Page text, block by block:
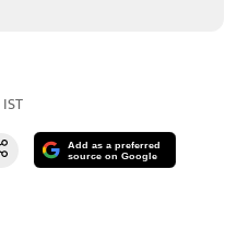
IST
Add as a preferred
source on Google